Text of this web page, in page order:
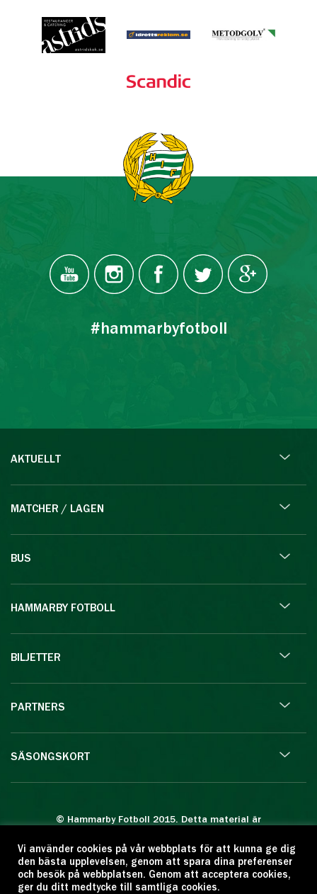
#hammarbyfotboll
AKTUELLT
MATCHER / LAGEN
BUS
HAMMARBY FOTBOLL
BILJETTER
PARTNERS
SÄSONGSKORT
© Hammarby Fotboll 2015. Detta material är
Eftertryck eller annan kopiering är förbjuden.
Citera oss gärna men ange källan:
www.hammarbyfotboll.se. Ansvarig utgivare:
Vi använder cookies på vår webbplats för att kunna ge dig
den bästa upplevelsen, genom att spara dina preferenser
och besök på webbplatsen. Genom att acceptera cookies,
ger du ditt medtycke till samtliga cookies.